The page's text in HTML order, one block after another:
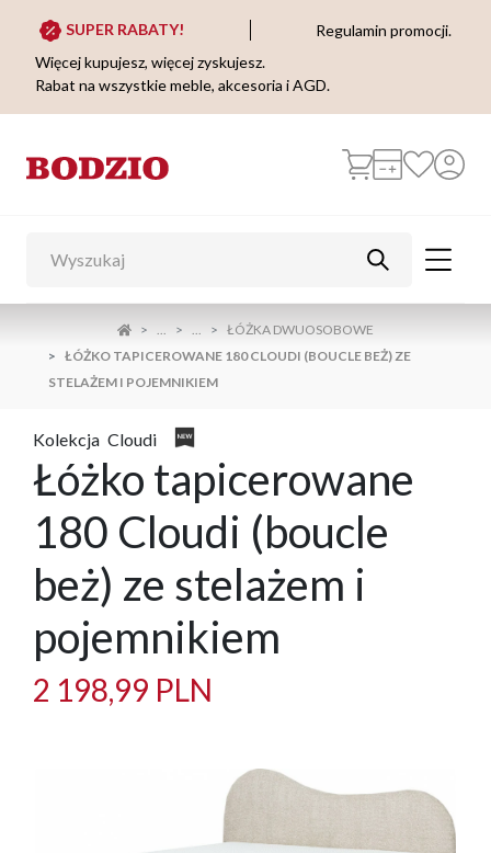
SUPER RABATY!
Regulamin promocji.
Więcej kupujesz, więcej zyskujesz.
Rabat na wszystkie meble, akcesoria i AGD.
... ...
ŁÓŻKA DWUOSOBOWE
ŁÓŻKO TAPICEROWANE 180 CLOUDI (BOUCLE BEŻ) ZE
STELAŻEM I POJEMNIKIEM
Kolekcja Cloudi
Łóżko tapicerowane
180 Cloudi (boucle
beż) ze stelażem i
pojemnikiem
2 198,99 PLN